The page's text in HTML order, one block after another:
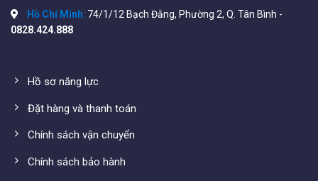
2-Bộ phát WiFi: hay còn gọi là điểm truy cập có chức
năng kết nối cùng lúc nhiều thiết bị sử dụng như:
WIFIstore xin gợi ý một số
-31%
Hồ Chí Minh: 74/1/12 Bạch Đằng, Phường 2, Q. Tân Bình -
0828.424.888
Hồ sơ năng lực
Đặt hàng và thanh toán
Chính sách vận chuyển
Chính sách bảo hành